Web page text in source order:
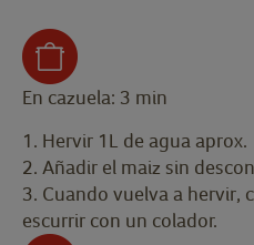
En cazuela: 3 min
1. Hervir 1L de agua aprox.
2. Añadir el maiz sin
3. Cuando vuelva a hervir,
escurrir con un colador.